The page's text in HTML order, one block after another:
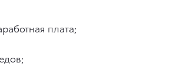
плата;